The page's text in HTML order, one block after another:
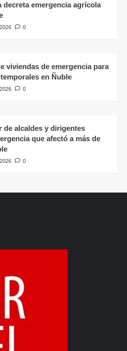
emergencia agrícola
0
viviendas de emergencia para
en Ñuble
0
de alcaldes y dirigentes
que afectó a más de
0